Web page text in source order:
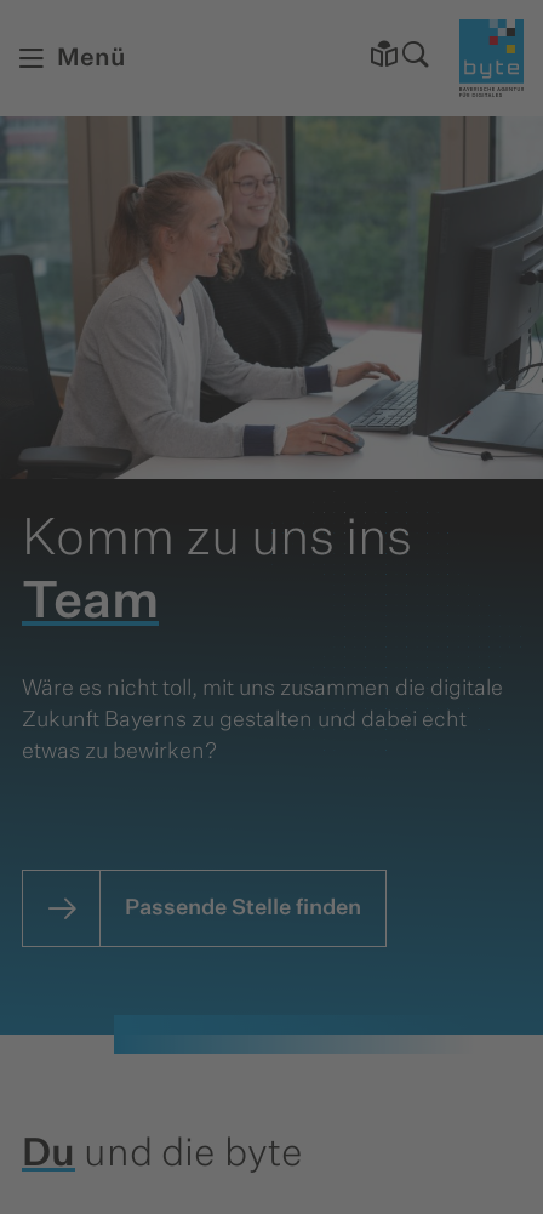
Menü
Komm zu uns ins
Team
Wäre es nicht toll, mit uns zusammen die digitale
Zukunft Bayerns zu gestalten und dabei echt
etwas zu bewirken?
Passende Stelle finden
Du und die byte